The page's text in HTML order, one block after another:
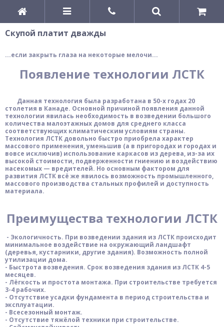
Скупой платит дважды
...если закрыть глаза на некоторые мелочи...
Появление технологии ЛСТК
Данная технология была разработана в 50-х годах 20
столетия в Канаде. Основной причиной появления данной
технологии явилась необходимость в возведении большого
количества малоэтажных домов для среднего класса
соответствующих климатическим условиям страны.
Технология ЛСТК довольно быстро приобрела характер
массового применения, уменьшив (а в пригородах и городах и
вовсе исключив) использование каркасов из дерева, из-за их
высокой стоимости, подверженности гниению и воздействию
насекомых — вредителей. Но основным фактором для
развития ЛСТК всё же явилось возможность промышленного,
массового производства стальных профилей и доступность
материала.
Преимущества технологии ЛСТК
- Экологичность. При возведении здания из ЛСТК происходит
минимальное воздействие на окружающий ландшафт
(деревья, кустарники, другие здания). Возможность полной
утилизации дома.
- Быстрота возведения. Срок возведения здания из ЛСТК 4-5
месяцев.
- Лёгкость и простота монтажа. При строительстве требуется
3-4 рабочих.
- Отсутствие усадки фундамента в период строительства и
эксплуатации.
- Всесезонный монтаж.
- Отсутствие тяжёлой техники при строительстве.